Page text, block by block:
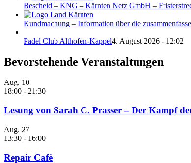
Bescheid – KNG – Kärnten Netz GmbH –
Kundmachung – Information über die
Padel Club Althofen-Kappel4. August 2026 - 12:02
Bevorstehende Veranstaltungen
Aug. 10
18:00 - 21:30
Lesung von Sarah C. Prasser – Der Kampf
Aug. 27
13:30 - 16:00
Repair Cafè